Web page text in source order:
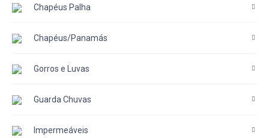
Chapéus Palha
Chapéus/Panamás
Gorros e Luvas
Guarda Chuvas
Impermeáveis